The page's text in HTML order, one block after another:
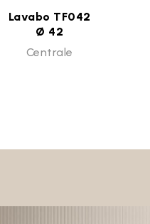
Lavabo TF042
Ø 42
Centrale